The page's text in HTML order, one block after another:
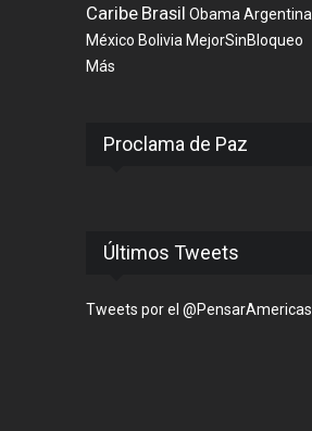
Caribe Brasil Obama Argentina
México Bolivia MejorSinBloqueo
Más
Proclama de Paz
Últimos Tweets
Tweets por el @PensarAmericas.